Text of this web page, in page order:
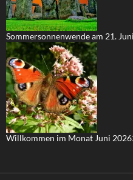
Sommersonnenwende am 21.
Willkommen im Monat Juni 2026